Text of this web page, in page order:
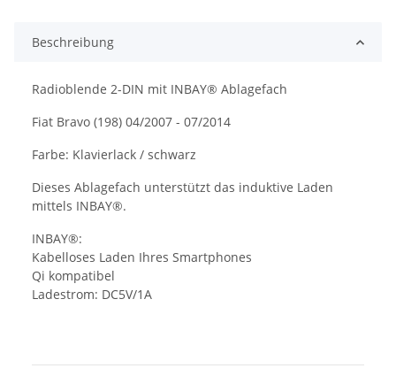
Beschreibung
Radioblende 2-DIN mit INBAY® Ablagefach
Fiat Bravo (198) 04/2007 - 07/2014
Farbe: Klavierlack / schwarz
Dieses Ablagefach unterstützt das induktive Laden
mittels INBAY®.
INBAY®:
Kabelloses Laden Ihres Smartphones
Qi kompatibel
Ladestrom: DC5V/1A